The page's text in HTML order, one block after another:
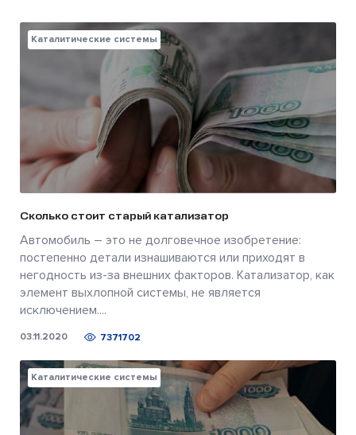
Каталитические системы
Сколько стоит старый катализатор
Автомобиль – это не долговечное изобретение:
постепенно детали изнашиваются или приходят в
негодность из-за внешних факторов. Катализатор, как
элемент выхлопной системы, не является
исключением....
03.11.2020 7371702
Каталитические системы